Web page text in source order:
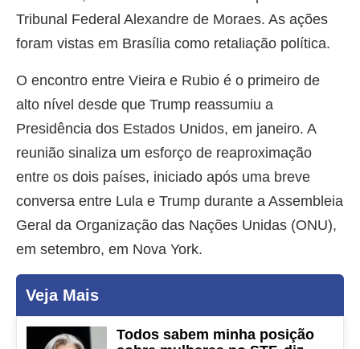
Tribunal Federal Alexandre de Moraes. As ações
foram vistas em Brasília como retaliação política.
O encontro entre Vieira e Rubio é o primeiro de
alto nível desde que Trump reassumiu a
Presidência dos Estados Unidos, em janeiro. A
reunião sinaliza um esforço de reaproximação
entre os dois países, iniciado após uma breve
conversa entre Lula e Trump durante a Assembleia
Geral da Organização das Nações Unidas (ONU),
em setembro, em Nova York.
Veja Mais
Todos sabem minha posição